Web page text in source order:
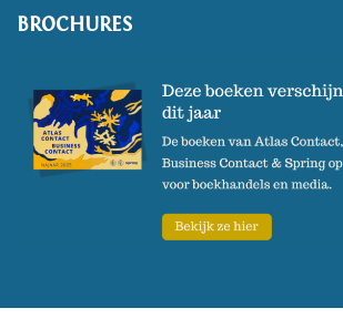
BROCHURES